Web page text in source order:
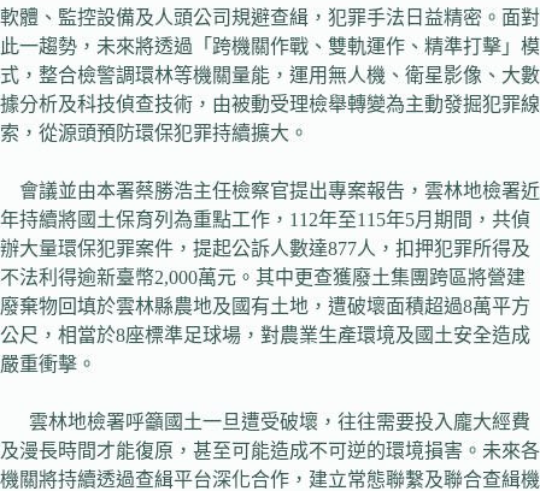
軟體、監控設備及人頭公司規避查緝，犯罪手法日益精密。面對
此一趨勢，未來將透過「跨機關作戰、雙軌運作、精準打擊」模
式，整合檢警調環林等機關量能，運用無人機、衛星影像、大數
據分析及科技偵查技術，由被動受理檢舉轉變為主動發掘犯罪線
索，從源頭預防環保犯罪持續擴大。
會議並由本署蔡勝浩主任檢察官提出專案報告，雲林地檢署近
年持續將國土保育列為重點工作，112年至115年5月期間，共偵
辦大量環保犯罪案件，提起公訴人數達877人，扣押犯罪所得及
不法利得逾新臺幣2,000萬元。其中更查獲廢土集團跨區將營建
廢棄物回填於雲林縣農地及國有土地，遭破壞面積超過8萬平方
公尺，相當於8座標準足球場，對農業生產環境及國土安全造成
嚴重衝擊。
雲林地檢署呼籲國土一旦遭受破壞，往往需要投入龐大經費
及漫長時間才能復原，甚至可能造成不可逆的環境損害。未來各
機關將持續透過查緝平台深化合作，建立常態聯繫及聯合查緝機